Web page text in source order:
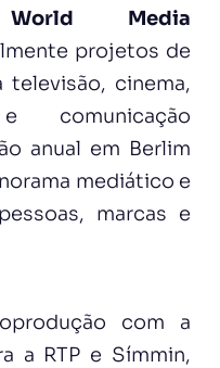
World Media
projetos de
televisão, cinema,
comunicação
anual em Berlim
mediático e
marcas e
com a
a RTP e Símmin,